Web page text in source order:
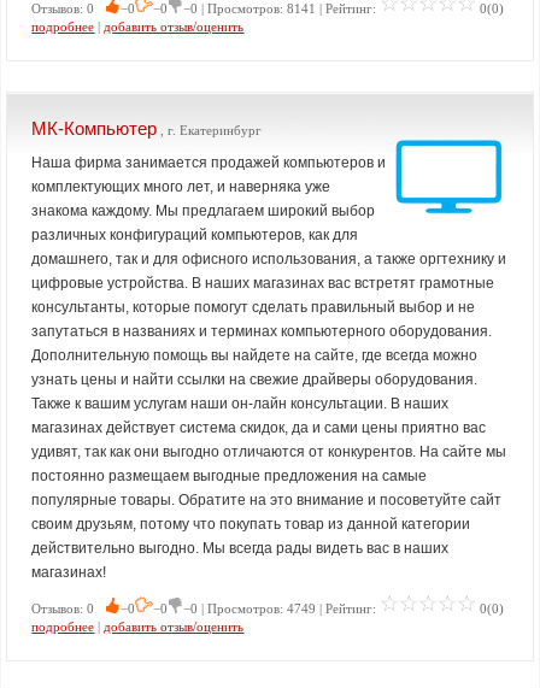
Отзывов: 0 −0 −0 −0 | Просмотров: 8141 | Рейтинг:
0(0)
подробнее | добавить отзыв/оценить
МК-Компьютер , г. Екатеринбург
Наша фирма занимается продажей компьютеров и
комплектующих много лет, и наверняка уже
знакома каждому. Мы предлагаем широкий выбор
различных конфигураций компьютеров, как для
домашнего, так и для офисного использования, а также оргтехнику и
цифровые устройства. В наших магазинах вас встретят грамотные
консультанты, которые помогут сделать правильный выбор и не
запутаться в названиях и терминах компьютерного оборудования.
Дополнительную помощь вы найдете на сайте, где всегда можно
узнать цены и найти ссылки на свежие драйверы оборудования.
Также к вашим услугам наши он-лайн консультации. В наших
магазинах действует система скидок, да и сами цены приятно вас
удивят, так как они выгодно отличаются от конкурентов. На сайте мы
постоянно размещаем выгодные предложения на самые
популярные товары. Обратите на это внимание и посоветуйте сайт
своим друзьям, потому что покупать товар из данной категории
действительно выгодно. Мы всегда рады видеть вас в наших
магазинах!
Отзывов: 0 −0 −0 −0 | Просмотров: 4749 | Рейтинг:
0(0)
подробнее | добавить отзыв/оценить